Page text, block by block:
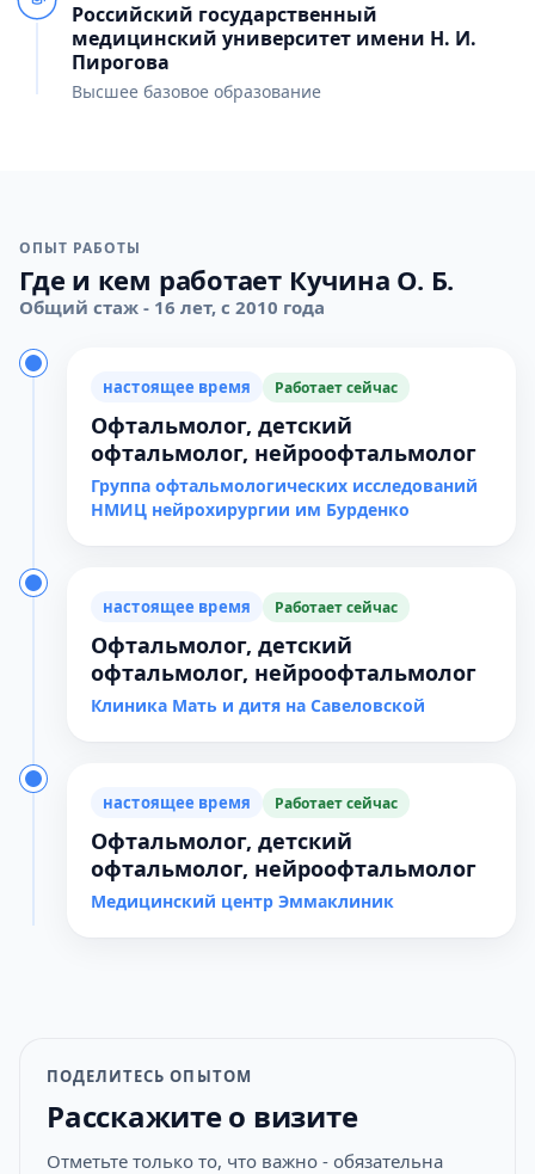
Российский государственный
медицинский университет имени Н. И.
Пирогова
Высшее базовое образование
ОПЫТ РАБОТЫ
Где и кем работает Кучина О. Б.
Общий стаж - 16 лет, с 2010 года
настоящее время Работает сейчас
Офтальмолог, детский
офтальмолог, нейроофтальмолог
Группа офтальмологических исследований
НМИЦ нейрохирургии им Бурденко
настоящее время Работает сейчас
Офтальмолог, детский
офтальмолог, нейроофтальмолог
Клиника Мать и дитя на Савеловской
настоящее время Работает сейчас
Офтальмолог, детский
офтальмолог, нейроофтальмолог
Медицинский центр Эммаклиник
ПОДЕЛИТЕСЬ ОПЫТОМ
Расскажите о визите
Отметьте только то, что важно - обязательна